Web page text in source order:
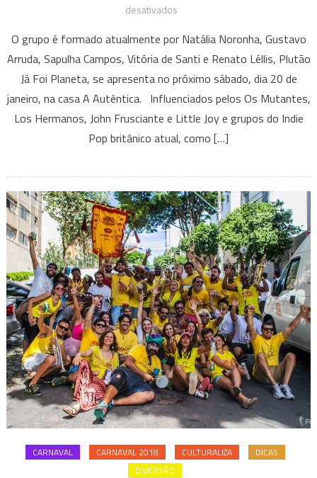
desativados
Plutão
Já
Foi
Planeta
–
Abertura:
O grupo é formado atualmente por Natália Noronha, Gustavo
Arruda, Sapulha Campos, Vitória de Santi e Renato Léllis, Plutão
Já Foi Planeta, se apresenta no próximo sábado, dia 20 de
janeiro, na casa A Autêntica. Influenciados pelos Os Mutantes,
Los Hermanos, John Frusciante e Little Joy e grupos do Indie
Pop britânico atual, como […]
CARNAVAL CARNAVAL 2018 CULTURALIZA
DICAS
DIVERSÃO